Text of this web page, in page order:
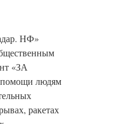
НФ»
«ЗА
людям
ракетах